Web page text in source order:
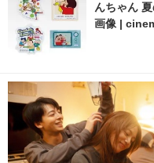
んちゃん
画像 |